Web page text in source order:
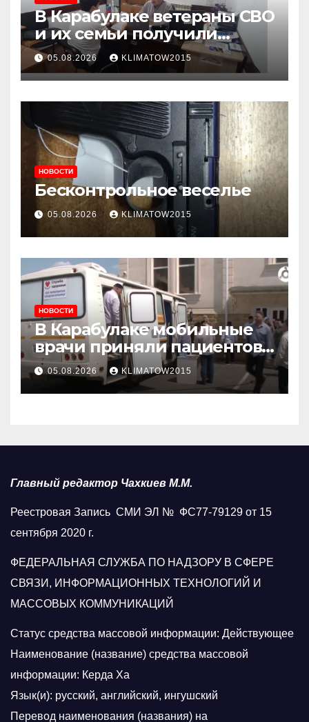
В Карабулаке ветераны СВО
и их семьи получили
консультации в ходе
приема граждан
05.08.2026 KLIMATOW2015
НОВОСТИ
Бесконтрольное веселье
05.08.2026 KLIMATOW2015
НОВОСТИ
В Карабулаке мобильные
врачи приняли пациентов
у стен мечети
05.08.2026 KLIMATOW2015
Главный редактор Чахкиев М.М.
Реестровая Запись СМИ ЭЛ № ФС77-79129 от 15
сентября 2020 г.
ФЕДЕРАЛЬНАЯ СЛУЖБА ПО НАДЗОРУ В СФЕРЕ
СВЯЗИ, ИНФОРМАЦИОННЫХ ТЕХНОЛОГИЙ И
МАССОВЫХ КОММУНИКАЦИЙ
Статус средства массовой информации: Действующее
Наименование (название) средства массовой
информации: Керда Ха
Язык(и): русский, английский, ингушский
Перевод наименования (названия) на